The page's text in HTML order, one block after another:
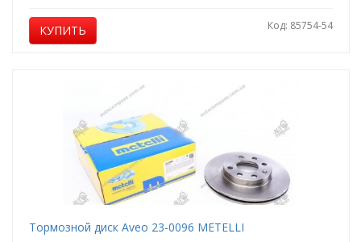
КУПИТЬ Код: 85754-54
Тормозной диск Aveo 23-0096 METELLI